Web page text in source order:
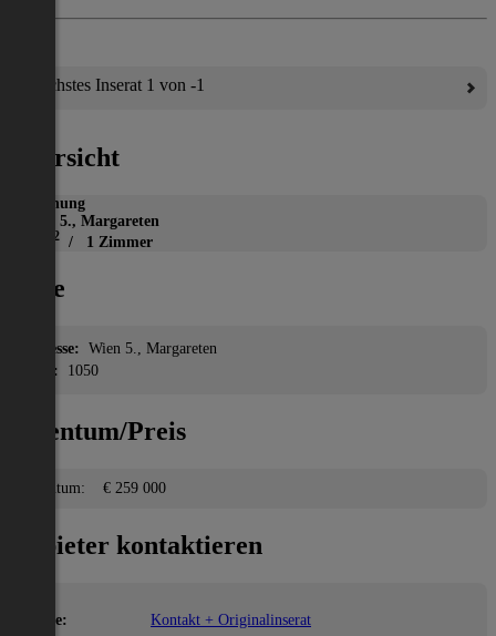
Nächstes Inserat 1 von -1
Übersicht
Wohnung
Wien 5., Margareten
2 / 1 Zimmer
Lage
Adresse: Wien 5., Margareten
PLZ:
1050
Eigentum/Preis
Eigentum: € 259 000
Anbieter kontaktieren
Name: Kontakt + Originalinserat